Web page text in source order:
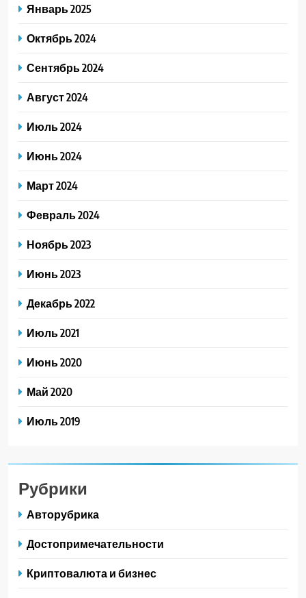
Январь 2025
Октябрь 2024
Сентябрь 2024
Август 2024
Июль 2024
Июнь 2024
Март 2024
Февраль 2024
Ноябрь 2023
Июнь 2023
Декабрь 2022
Июль 2021
Июнь 2020
Май 2020
Июль 2019
Рубрики
Авторубрика
Достопримечательности
Криптовалюта и бизнес